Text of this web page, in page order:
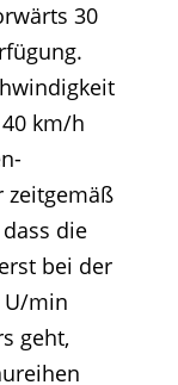
30
km/h
zeitgemäß
die
bei der
U/min
geht,